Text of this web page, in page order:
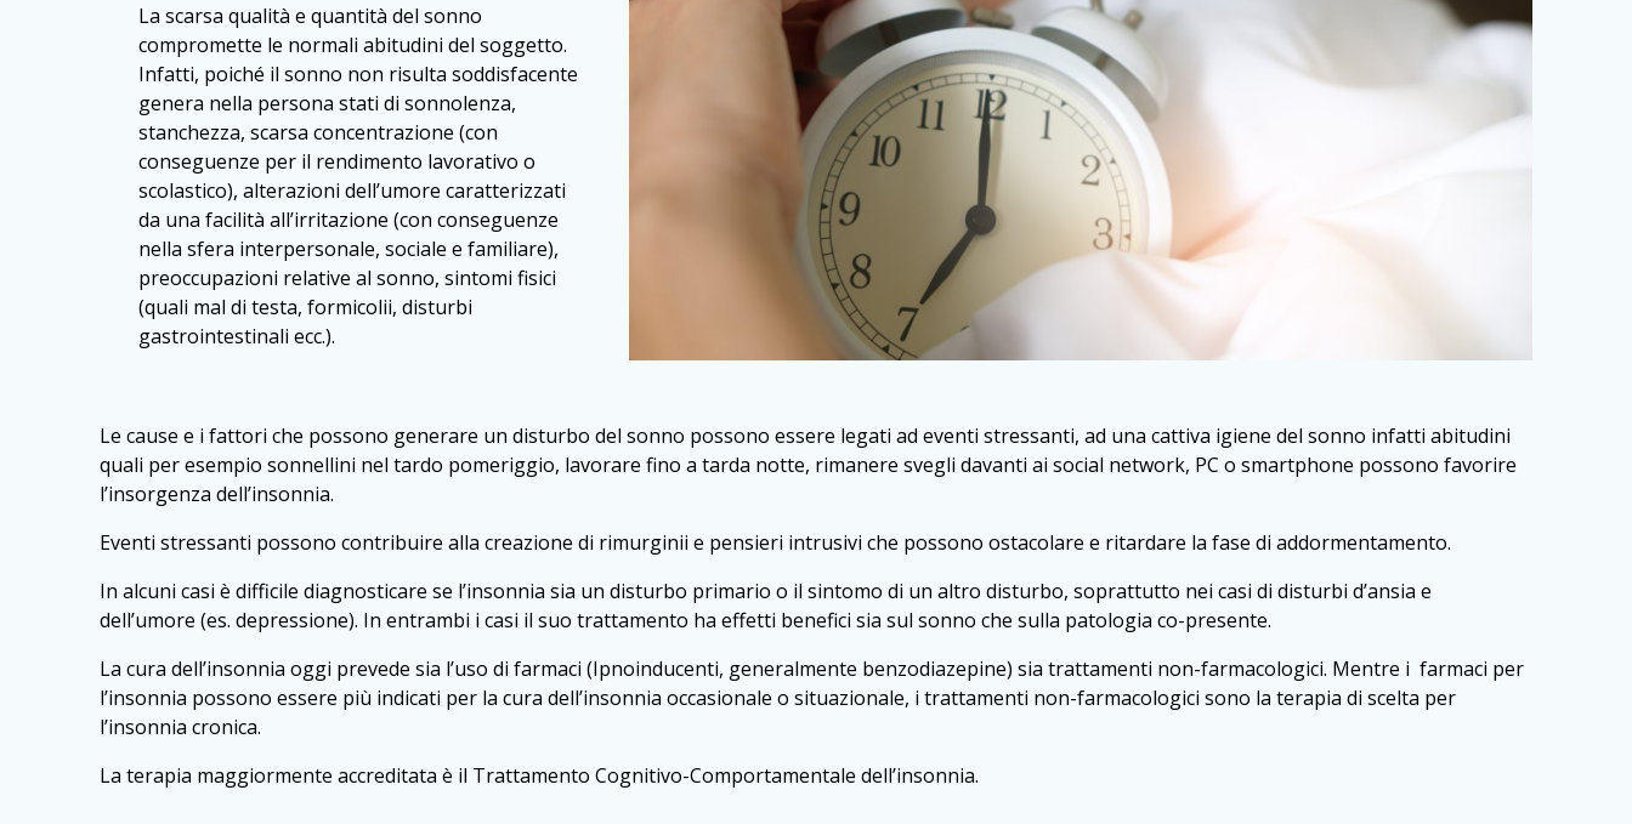
La scarsa qualità e quantità del sonno
compromette le normali abitudini del soggetto.
Infatti, poiché il sonno non risulta soddisfacente
genera nella persona stati di sonnolenza,
stanchezza, scarsa concentrazione (con
conseguenze per il rendimento lavorativo o
scolastico), alterazioni dell’umore caratterizzati
da una facilità all’irritazione (con conseguenze
nella sfera interpersonale, sociale e familiare),
preoccupazioni relative al sonno, sintomi fisici
(quali mal di testa, formicolii, disturbi
gastrointestinali ecc.).
Le cause e i fattori che possono generare un disturbo del sonno possono essere legati ad eventi stressanti, ad una cattiva igiene del sonno infatti abitudini
quali per esempio sonnellini nel tardo pomeriggio, lavorare fino a tarda notte, rimanere svegli davanti ai social network, PC o smartphone possono favorire
l’insorgenza dell’insonnia.
Eventi stressanti possono contribuire alla creazione di rimurginii e pensieri intrusivi che possono ostacolare e ritardare la fase di addormentamento.
In alcuni casi è difficile diagnosticare se l’insonnia sia un disturbo primario o il sintomo di un altro disturbo, soprattutto nei casi di disturbi d’ansia e
dell’umore (es. depressione). In entrambi i casi il suo trattamento ha effetti benefici sia sul sonno che sulla patologia co-presente.
La cura dell’insonnia oggi prevede sia l’uso di farmaci (Ipnoinducenti, generalmente benzodiazepine) sia trattamenti non-farmacologici. Mentre i farmaci per
l’insonnia possono essere più indicati per la cura dell’insonnia occasionale o situazionale, i trattamenti non-farmacologici sono la terapia di scelta per
l’insonnia cronica.
La terapia maggiormente accreditata è il Trattamento Cognitivo-Comportamentale dell’insonnia.